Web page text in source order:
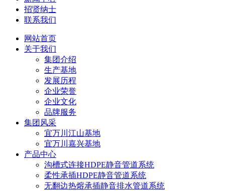
招贤纳士
联系我们
网站首页
关于我们
集团介绍
生产基地
发展历程
企业荣誉
企业文化
品牌服务
集团风采
宜万川江山基地
宜万川嘉兴基地
产品中心
沟槽式连接HDPE静音管道系统
柔性承插HDPE静音管道系统
无翻边热熔承插静音排水管道系统